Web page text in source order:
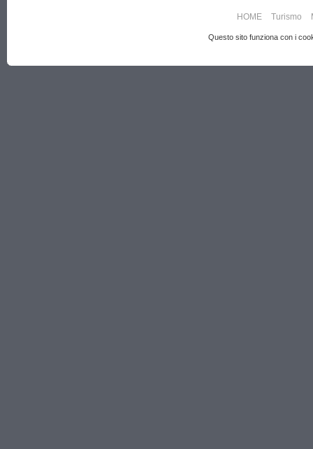
HOME Turismo
Questo sito funziona con i